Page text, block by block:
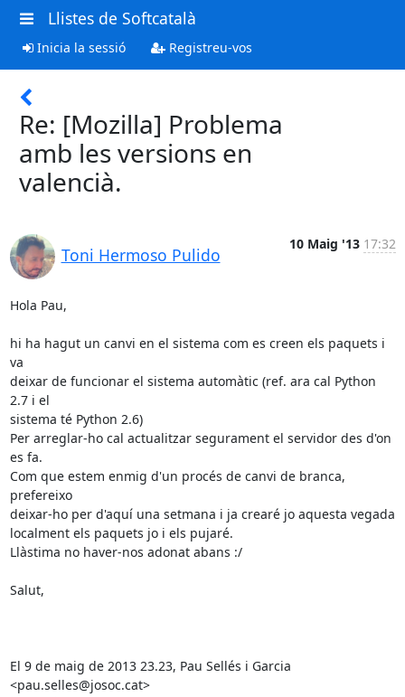
Llistes de Softcatalà
Inicia la sessió Registreu-vos
Re: [Mozilla] Problema
amb les versions en
valencià.
Toni Hermoso Pulido
10 Maig '13 17:32
Hola Pau,
hi ha hagut un canvi en el sistema com es creen els paquets i
va
deixar de funcionar el sistema automàtic (ref. ara cal Python
2.7 i el
sistema té Python 2.6)
Per arreglar-ho cal actualitzar segurament el servidor des d'on
es fa.
Com que estem enmig d'un procés de canvi de branca,
prefereixo
deixar-ho per d'aquí una setmana i ja crearé jo aquesta vegada
localment els paquets jo i els pujaré.
Llàstima no haver-nos adonat abans :/
Salut,
El 9 de maig de 2013 23.23, Pau Sellés i Garcia
<pau.selles@josoc.cat>